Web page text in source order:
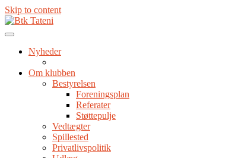
Skip to content
Nyheder
Om klubben
Bestyrelsen
Foreningsplan
Referater
Støttepulje
Vedtægter
Spillested
Privatlivspolitik